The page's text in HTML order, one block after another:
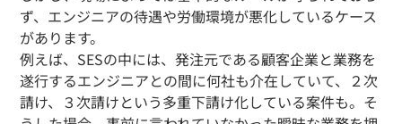
ず、エンジニアの待遇や労働環境が悪化しているケース
があります。
例えば、SESの中には、発注元である顧客企業と業務を
遂行するエンジニアとの間に何社も介在していて、２次
請け、３次請けという多重下請け化している案件も。そ